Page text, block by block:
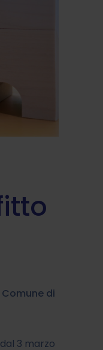
di
3 marzo